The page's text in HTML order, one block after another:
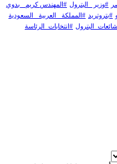
#وزير _البترول #المهندس كريم_ بدوي
#بتروتريد #المملكة _العربية _السعودية
#انتخابات_الرئاسة